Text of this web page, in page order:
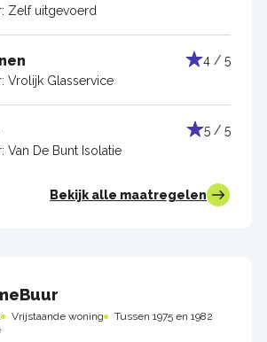
Zelf uitgevoerd
4 / 5
Vrolijk Glasservice
5 / 5
Van De Bunt Isolatie
Bekijk alle maatregelen
Vrijstaande woning
Tussen 1975 en 1982